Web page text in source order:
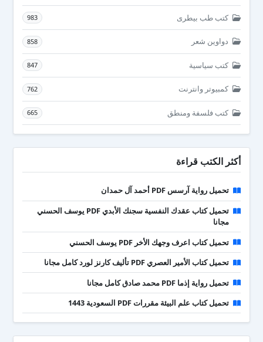
كتب طب بيطرى 983
دواوين شعر 858
كتب سياسية 847
كمبيوتر وانترنت 762
كتب فلسفة ومنطق 665
أكثر الكتب قراءة
تحميل رواية آرسس PDF أحمد آل حمدان
تحميل كتاب عقدك النفسية سجنك الأبدي PDF يوسف الحسني
مجانا
تحميل كتاب اعرف وجهك الأخر PDF يوسف الحسني
تحميل كتاب الأمير العصري PDF تأليف كارنز لورد كامل مجانا
تحميل رواية إذما PDF محمد صادق كامل مجانا
تحميل كتاب علم البيئة مقررات PDF السعودية 1443